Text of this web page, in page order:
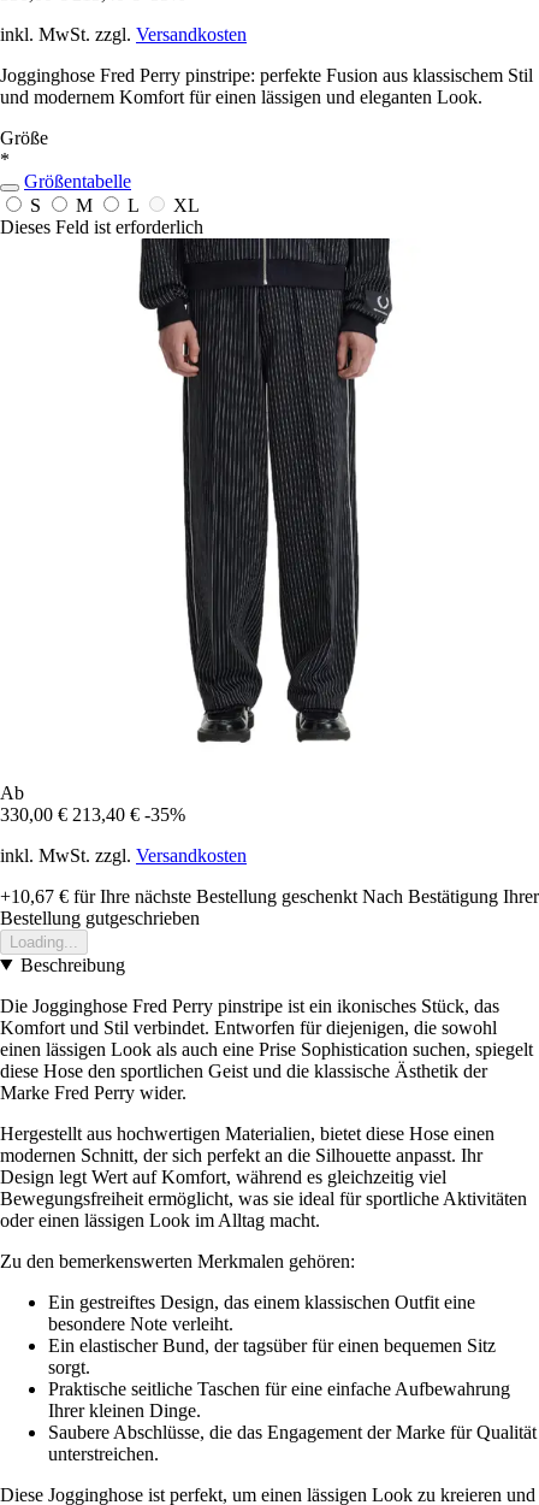
inkl. MwSt. zzgl. Versandkosten
Jogginghose Fred Perry pinstripe: perfekte Fusion aus klassischem Stil
und modernem Komfort für einen lässigen und eleganten Look.
Größe
*
Größentabelle
S
M L
XL
Dieses Feld ist erforderlich
Ab
330,00 € 213,40 € -35%
inkl. MwSt. zzgl. Versandkosten
+10,67 € für Ihre nächste Bestellung geschenkt Nach Bestätigung Ihrer
Bestellung gutgeschrieben
Loading...
Beschreibung
Die Jogginghose Fred Perry pinstripe ist ein ikonisches Stück, das
Komfort und Stil verbindet. Entworfen für diejenigen, die sowohl
einen lässigen Look als auch eine Prise Sophistication suchen, spiegelt
diese Hose den sportlichen Geist und die klassische Ästhetik der
Marke Fred Perry wider.
Hergestellt aus hochwertigen Materialien, bietet diese Hose einen
modernen Schnitt, der sich perfekt an die Silhouette anpasst. Ihr
Design legt Wert auf Komfort, während es gleichzeitig viel
Bewegungsfreiheit ermöglicht, was sie ideal für sportliche Aktivitäten
oder einen lässigen Look im Alltag macht.
Zu den bemerkenswerten Merkmalen gehören:
Ein gestreiftes Design, das einem klassischen Outfit eine
besondere Note verleiht.
Ein elastischer Bund, der tagsüber für einen bequemen Sitz
sorgt.
Praktische seitliche Taschen für eine einfache Aufbewahrung
Ihrer kleinen Dinge.
Saubere Abschlüsse, die das Engagement der Marke für Qualität
unterstreichen.
Diese Jogginghose ist perfekt, um einen lässigen Look zu kreieren und